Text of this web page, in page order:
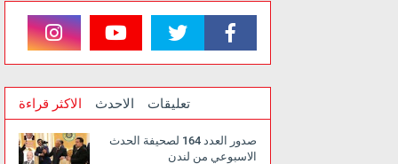
الاكثر قراءة الاحدث تعليقات
صدور العدد 164 لصحيفة الحدث
الاسبوعي من لندن